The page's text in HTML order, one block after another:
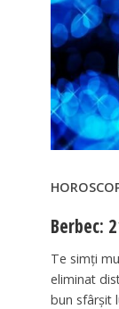
Berbec:
Te simți
eliminat
bun sfârșit